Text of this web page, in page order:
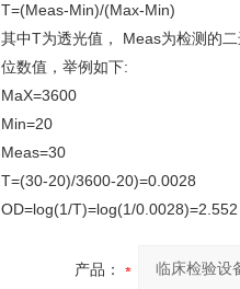
T=(Meas-Min)/(Max-Min)
其中T为透光值， Meas为检测的
位数值，举例如下:
MaX=3600
Min=20
Meas=30
T=(30-20)/3600-20)=0.0028
OD=log(1/T)=log(1/0.0028)=2.552
产品：